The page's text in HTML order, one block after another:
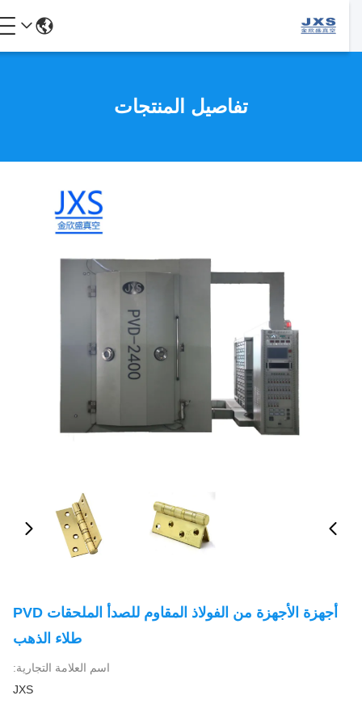
تفاصيل المنتجات
أجهزة الأجهزة من الفولاذ المقاوم للصدأ الملحقات PVD
طلاء الذهب
اسم العلامة التجارية:
JXS